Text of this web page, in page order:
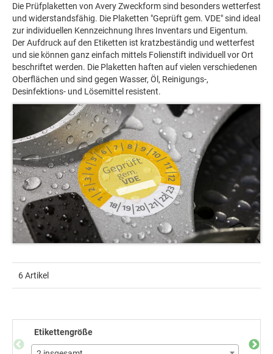
Die Prüfplaketten von Avery Zweckform sind besonders wetterfest
und widerstandsfähig. Die Plaketten "Geprüft gem. VDE" sind ideal
zur individuellen Kennzeichnung Ihres Inventars und Eigentum.
Der Aufdruck auf den Etiketten ist kratzbeständig und wetterfest
und sie können ganz einfach mittels Folienstift individuell vor Ort
beschriftet werden. Die Plaketten haften auf vielen verschiedenen
Oberflächen und sind gegen Wasser, Öl, Reinigungs-,
Desinfektions- und Lösemittel resistent.
6 Artikel
Etikettengröße